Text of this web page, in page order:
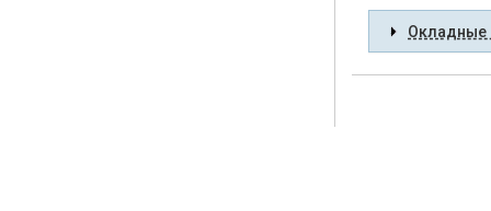
Окладные